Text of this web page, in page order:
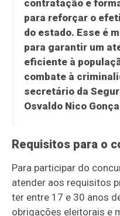
contratação e
para reforçar o
do estado. Esse é
para garantir um
eficiente à
combate à
secretário da
Osvaldo Nico
Requisitos para o
Para participar do
atender aos requisitos
ter entre 17 e 30 anos
obrigações eleitorais e